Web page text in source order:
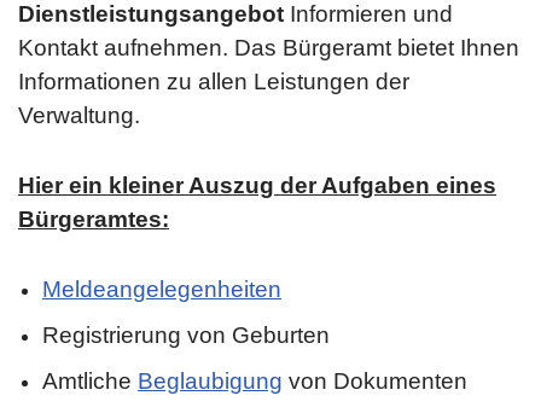
Dienstleistungsangebot Informieren und
Kontakt aufnehmen. Das Bürgeramt bietet Ihnen
Informationen zu allen Leistungen der
Verwaltung.
Hier ein kleiner Auszug der Aufgaben eines
Bürgeramtes:
Meldeangelegenheiten
Registrierung von Geburten
Amtliche Beglaubigung von Dokumenten